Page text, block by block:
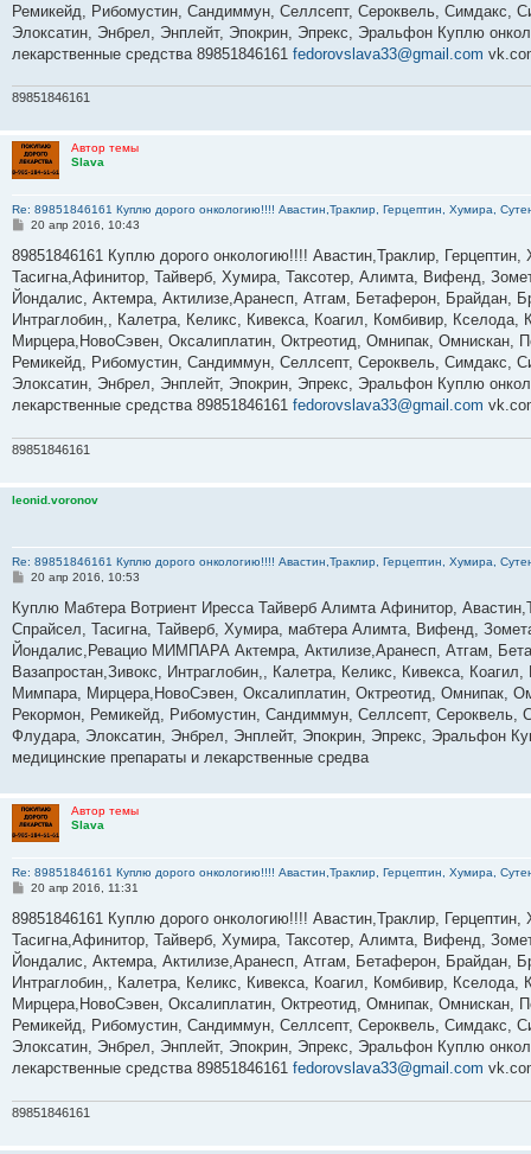
Ремикейд, Рибомустин, Сандиммун, Селлсепт, Сероквель, Симдакс,
Элоксатин, Энбрел, Энплейт, Эпокрин, Эпрекс, Эральфон Куплю
лекарственные средства 89851846161 fedorovslava33@gmail.com
89851846161
Автор темы
Slava
Re: 89851846161 Куплю дорого онкологию!!!! Авастин,Траклир, Герцептин, Хумира,
С
о
щ
е
и
е
20 апр 2016, 10:43
89851846161 Куплю дорого онкологию!!!! Авастин,Траклир,
Тасигна,Афинитор, Тайверб, Хумира, Таксотер, Алимта, Вифенд,
Йондалис, Актемра, Актилизе,Аранесп, Атгам, Бетаферон, Брайдан,
Интраглобин,, Калетра, Келикс, Кивекса, Коагил, Комбивир,
Мирцера,НовоСэвен, Оксалиплатин, Октреотид, Омнипак, Омнискан,
Ремикейд, Рибомустин, Сандиммун, Селлсепт, Сероквель, Симдакс,
Элоксатин, Энбрел, Энплейт, Эпокрин, Эпрекс, Эральфон Куплю
лекарственные средства 89851846161 fedorovslava33@gmail.com
89851846161
leonid.voronov
Re: 89851846161 Куплю дорого онкологию!!!! Авастин,Траклир, Герцептин, Хумира,
С
о
б
щ
е
и
е
20 апр 2016, 10:53
Куплю Мабтера Вотриент Иресса Тайверб Алимта Афинитор,
Спрайсел, Тасигна, Тайверб, Хумира, мабтера Алимта, Вифенд,
Йондалис,Ревацио МИМПАРА Актемра, Актилизе,Аранесп, Атгам,
Вазапростан,Зивокс, Интраглобин,, Калетра, Келикс, Кивекса,
Мимпара, Мирцера,НовоСэвен, Оксалиплатин, Октреотид, Омнипак,
Рекормон, Ремикейд, Рибомустин, Сандиммун, Селлсепт, Сероквель,
Флудара, Элоксатин, Энбрел, Энплейт, Эпокрин, Эпрекс, Эральфон
медицинские препараты и лекарственные средва
Автор темы
Slava
Re: 89851846161 Куплю дорого онкологию!!!! Авастин,Траклир, Герцептин, Хумира,
С
о
щ
е
и
е
20 апр 2016, 11:31
89851846161 Куплю дорого онкологию!!!! Авастин,Траклир,
Тасигна,Афинитор, Тайверб, Хумира, Таксотер, Алимта, Вифенд,
Йондалис, Актемра, Актилизе,Аранесп, Атгам, Бетаферон, Брайдан,
Интраглобин,, Калетра, Келикс, Кивекса, Коагил, Комбивир,
Мирцера,НовоСэвен, Оксалиплатин, Октреотид, Омнипак, Омнискан,
Ремикейд, Рибомустин, Сандиммун, Селлсепт, Сероквель, Симдакс,
Элоксатин, Энбрел, Энплейт, Эпокрин, Эпрекс, Эральфон Куплю
лекарственные средства 89851846161 fedorovslava33@gmail.com
89851846161